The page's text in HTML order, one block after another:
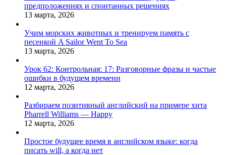
предположениях и спонтанных решениях
13 марта, 2026
Учим морских животных и тренируем память с
песенкой A Sailor Went To Sea
13 марта, 2026
Урок 62: Контрольная: 17: Разговорные фразы и частые
ошибки в будущем времени
12 марта, 2026
Разбираем позитивный английский на примере хита
Pharrell Williams — Happy
12 марта, 2026
Простое будущее время в английском языке: когда
писать will, а когда нет